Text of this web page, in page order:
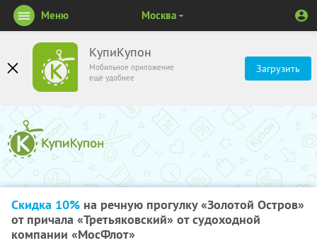
КупиКупон
Мобильное приложение
ещё удобнее
Загрузить
Меню Москва
Скидка 10% на речную прогулку «Золотой Остров»
от причала «Третьяковский» от судоходной
компании «МосФлот»